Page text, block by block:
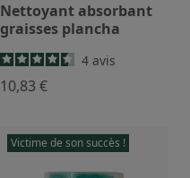
Nettoyant absorbant
graisses plancha
4 avis
10,83 €
Victime de son succès !